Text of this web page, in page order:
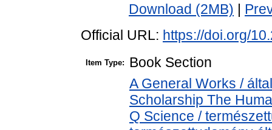
Download (2MB)
Official URL: https://doi.org/
Item Type: Book Section
A General Works /
Scholarship The
Q Science /